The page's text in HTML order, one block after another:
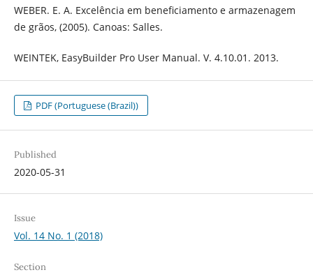
WEBER. E. A. Excelência em beneficiamento e armazenagem
de grãos, (2005). Canoas: Salles.
WEINTEK, EasyBuilder Pro User Manual. V. 4.10.01. 2013.
PDF (Portuguese (Brazil))
Published
2020-05-31
Issue
Vol. 14 No. 1 (2018)
Section